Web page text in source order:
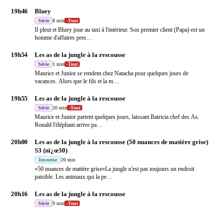
19h46 Bluey
Série 8 min -Tout
Il pleut et Bluey joue au taxi à l'intérieur. Son premier client (Papa) est un
homme d'affaires pres…
19h54 Les as de la jungle à la rescousse
Série 1 min -Tout
Maurice et Junior se rendent chez Natacha pour quelques jours de
vacances. Alors que le fils et la m…
19h55 Les as de la jungle à la rescousse
Série 20 min -Tout
Maurice et Junior partent quelques jours, laissant Batricia chef des As.
Ronald l'éléphant arrive pa…
20h00
Les as de la jungle à la rescousse (50 nuances de matière grise)
S3 (nï¿œ30)
Jeunesse 20 min
«50 nuances de matière grise»La jungle n'est pas toujours un endroit
paisible. Les animaux qui la pe…
20h16 Les as de la jungle à la rescousse
Série 9 min -Tout